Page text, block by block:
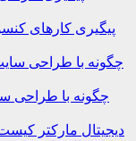
پیگیری کارهای
چگونه با طراحی